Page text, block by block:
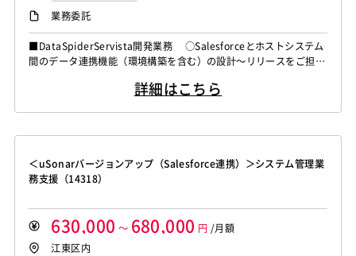
業務委託
■DataSpiderServista開発業務 ○Salesforceとホストシステム
間のデータ連携機能（環境構築を含む）の設計～リリースをご担当
ョンを通じて、要件定義を行う ・連携するシステムへの影響を
詳細はこちら
＜uSonarバージョンアップ（Salesforce連携）＞システム管理業
務支援（14318）
630,000 ～ 680,000 円 /月額
江東区内